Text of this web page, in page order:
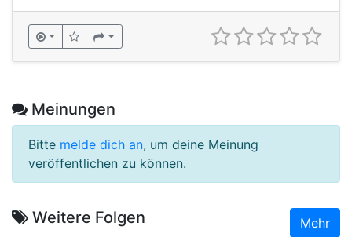
Meinungen
Bitte melde dich an, um deine Meinung
veröffentlichen zu können.
Weitere Folgen Mehr